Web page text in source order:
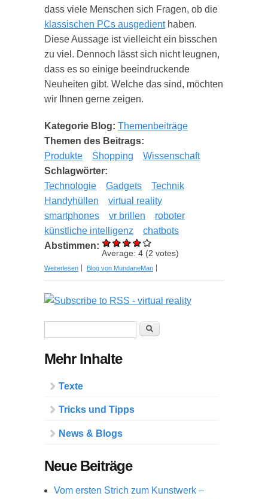
dass viele Menschen sich Fragen, ob die
klassischen PCs ausgedienthaben.
Diese Aussage ist vielleicht ein bisschen
zu viel. Dennoch lässt sich nicht leugnen,
dass es so einige beeindruckende
Neuheiten gibt. Welche das sind, möchten
wir Ihnen gerne zeigen.
Kategorie Blog: Themenbeiträge
Themen des Beitrags:
Produkte
Shopping
Wissenschaft
Schlagwörter:
Technologie
Gadgets
Technik
Handyhüllen
virtual reality
smartphones
vr brillen
roboter
künstliche intelligenz
chatbots
Abstimmen:
Average: 4 (2 votes)
Weiterlesen über Innovative Gadgets für 2020 – diese
Blog von MundaneMan
Suche
Mehr Inhalte
Texte
Tricks und Tipps
News & Blogs
Neue Beiträge
Vom ersten Strich zum Kunstwerk –